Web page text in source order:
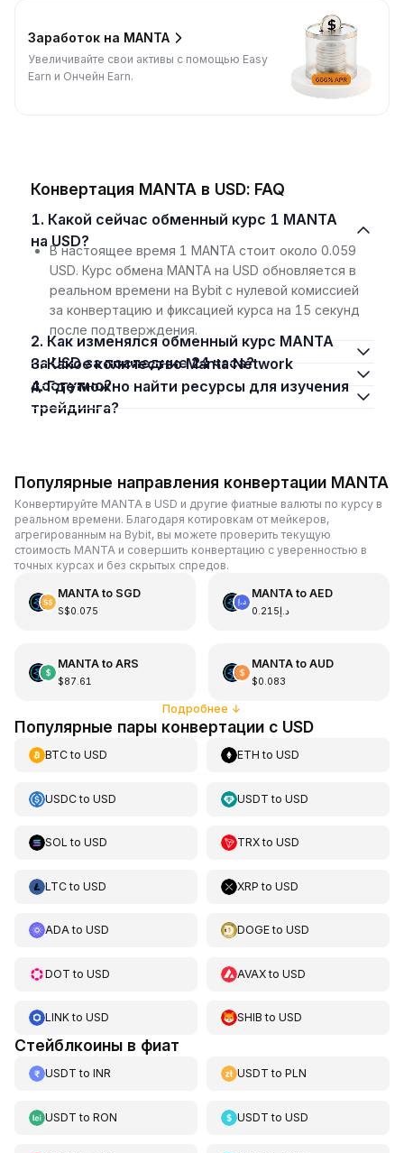
Заработок на MANTA
Увеличивайте свои активы с помощью Easy
Earn и Ончейн Earn.
Конвертация MANTA в USD: FAQ
1. Какой сейчас обменный курс 1 MANTA
на USD?
В настоящее время 1 MANTA стоит около 0.059
USD. Курс обмена MANTA на USD обновляется в
реальном времени на Bybit с нулевой комиссией
за конвертацию и фиксацией курса на 15 секунд
после подтверждения.
2. Как изменялся обменный курс MANTA
на USD за последние 24 часа?
3. Какое количество Manta Network
доступно?
4. Где можно найти ресурсы для изучения
трейдинга?
Популярные направления конвертации MANTA
Конвертируйте MANTA в USD и другие фиатные валюты по курсу в
реальном времени. Благодаря котировкам от мейкеров,
агрегированным на Bybit, вы можете проверить текущую
стоимость MANTA и совершить конвертацию с уверенностью в
точных курсах и без скрытых спредов.
MANTAto SGD
S$0.075
MANTAto AED
د.إ0.215
MANTAto ARS
$87.61
MANTAto AUD
$0.083
Подробнее ↓
Популярные пары конвертации с USD
BTCto USD ETH toUSD
USDCto USD USDT toUSD
SOL to USD TRXtoUSD
LTCto USD XRP toUSD
ADAto USD DOGEtoUSD
DOT to USD AVAXtoUSD
LINKto USD SHIB toUSD
Стейблкоины в фиат
USDT to INR USDT toPLN
USDT to RON USDT toUSD